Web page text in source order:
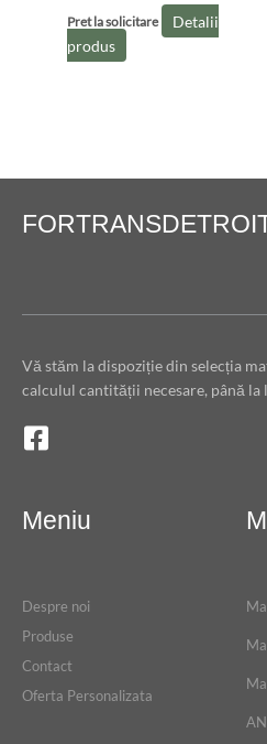
Pret la solicitare
Detalii
produs
Vă stăm la dispoziție din selecția
calculul cantității necesare, până la
Meniu
Despre noi
Produse
Contact
Oferta Personalizata